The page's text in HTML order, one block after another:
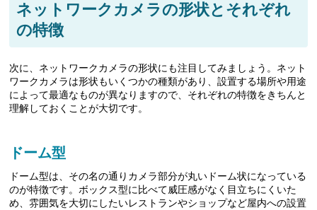
ネットワークカメラの形状とそれぞれ
の特徴
次に、ネットワークカメラの形状にも注目してみましょう。ネット
ワークカメラは形状もいくつかの種類があり、設置する場所や用途
によって最適なものが異なりますので、それぞれの特徴をきちんと
理解しておくことが大切です。
ドーム型
ドーム型は、その名の通りカメラ部分が丸いドーム状になっている
のが特徴です。ボックス型に比べて威圧感がなく目立ちにくいた
め、雰囲気を大切にしたいレストランやショップなど屋内への設置